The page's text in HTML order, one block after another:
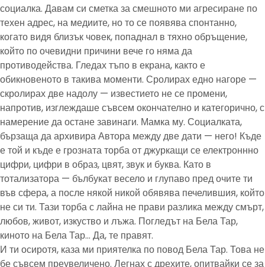
социалка. Давам си сметка за смешното ми агресиране по
техен адрес, на медиите, но то се появява спонтанно,
когато видя близък човек, попаднал в тяхно обръщение,
който по очевидни причини вече го няма да
противодейства. Гледах тъпо в екрана, както е
обикновеното в такива моменти. Сролирах едно нагоре —
скролирах две надолу — известието не се промени,
напротив, изглеждаше съвсем окончателно и категорично, с
намерение да остане завинаги. Мамка му. Социалката,
бързаща да архивира Автора между две дати — него! Къде
е той и къде е грозната торба от джуркащи се електроннно
цифри, цифри в образ, цвят, звук и буква. Като в
тотализатора — бълбукат весело и глупаво пред очите ти
във сфера, а после някой никой обявява печелившия, който
не си ти. Тази торба с лайна не прави разлика между смърт,
любов, живот, изкуство и лъжа. Погледът на Бела Тар,
киното на Бела Тар… Да, те правят.
И ти осиротя, каза ми приятелка по повод Бела Тар. Това не
бе съвсем преувеличено. Легнах с дрехите, опитвайки се за